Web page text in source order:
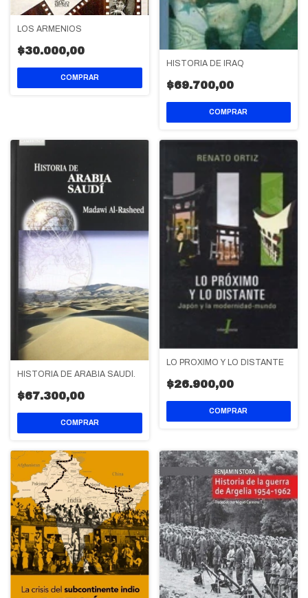
LOS ARMENIOS
$30.000,00
HISTORIA DE IRAQ
$69.700,00
HISTORIA DE ARABIA SAUDÍ.
$67.300,00
LO PROXIMO Y LO DISTANTE
$26.900,00